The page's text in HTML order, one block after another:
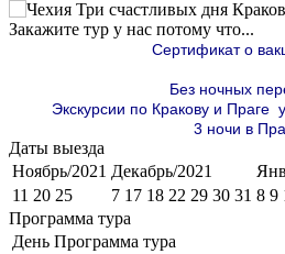
Закажите тур у нас потому что...
Сертификат о
Без ночных
Экскурсии по Кракову и Праге
3 ночи в
Даты выезда
Ноябрь/2021 Декабрь/2021
11 20 25
7 17 18 22 29 30 31 8 9
Программа тура
День Программа тура